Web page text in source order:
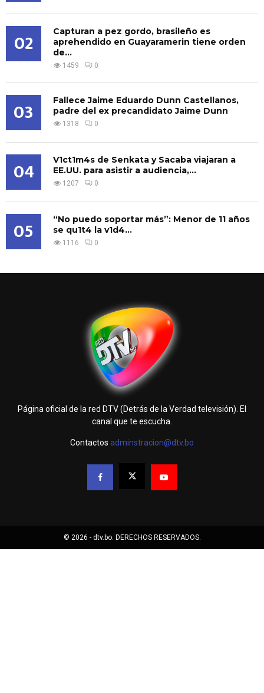
02
Capturan a pez gordo, brasileño es
aprehendido en Guayaramerin tiene orden
de...
1459 0
03
Fallece Jaime Eduardo Dunn Castellanos,
padre del ex precandidato Jaime Dunn
1318 0
04
V1ct1m4s de Senkata y Sacaba viajaran a
EE.UU. para asistir a audiencia,...
1207 0
05
“No puedo soportar más”: Menor de 11 años
se qu1t4 la v1d4...
1116 0
Página oficial de la red DTV (Detrás de la Verdad televisión). El
canal que te escucha.
Contactos adminstracion@dtv.bo
© 2026 - dtv.bo. DERECHOS RESERVADOS.